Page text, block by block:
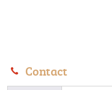
Contact